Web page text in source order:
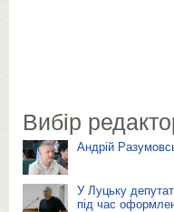
Вибір
Андрій
У Луцьку
під час